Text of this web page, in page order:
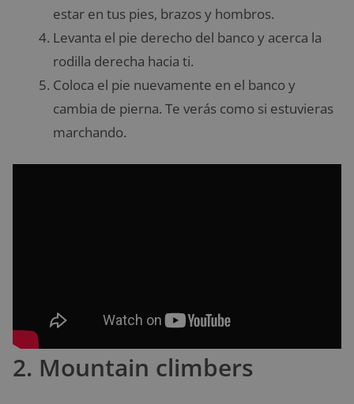
estar en tus pies, brazos y hombros.
Levanta el pie derecho del banco y acerca la
rodilla derecha hacia ti.
Coloca el pie nuevamente en el banco y
cambia de pierna. Te verás como si estuvieras
marchando.
2. Mountain climbers